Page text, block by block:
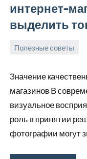
интернет-
выделить
Полезные советы
2025
Значение
магазинов В
визуальное
роль в принятии
фотографии могут